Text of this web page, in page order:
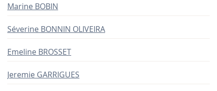
Marine BOBIN
Séverine BONNIN OLIVEIRA
Emeline BROSSET
Jeremie GARRIGUES